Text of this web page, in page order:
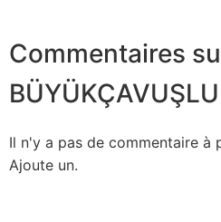
Commentaires
Il n'y a pas de commentaire à
Ajoute un.